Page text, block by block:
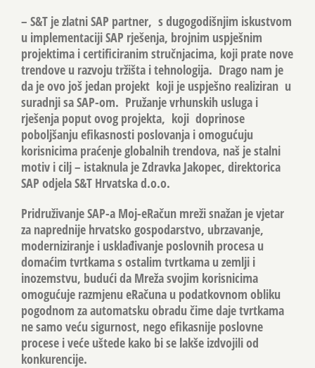
– S&T je zlatni SAP partner, s dugogodišnjim iskustvom
u implementaciji SAP rješenja, brojnim uspješnim
projektima i certificiranim stručnjacima, koji prate nove
trendove u razvoju tržišta i tehnologija. Drago nam je
da je ovo još jedan projekt koji je uspješno realiziran u
suradnji sa SAP-om. Pružanje vrhunskih usluga i
rješenja poput ovog projekta, koji doprinose
poboljšanju efikasnosti poslovanja i omogućuju
korisnicima praćenje globalnih trendova, naš je stalni
motiv i cilj – istaknula je Zdravka Jakopec, direktorica
SAP odjela S&T Hrvatska d.o.o.
Pridruživanje SAP-a Moj-eRačun mreži snažan je vjetar
za naprednije hrvatsko gospodarstvo, ubrzavanje,
moderniziranje i usklađivanje poslovnih procesa u
domaćim tvrtkama s ostalim tvrtkama u zemlji i
inozemstvu, budući da Mreža svojim korisnicima
omogućuje razmjenu eRačuna u podatkovnom obliku
pogodnom za automatsku obradu čime daje tvrtkama
ne samo veću sigurnost, nego efikasnije poslovne
procese i veće uštede kako bi se lakše izdvojili od
konkurencije.